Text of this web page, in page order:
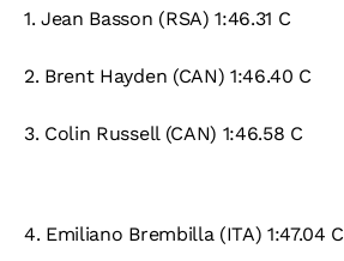
1. Jean Basson (RSA) 1:46.31 C
2. Brent Hayden (CAN) 1:46.40 C
3. Colin Russell (CAN) 1:46.58 C
4. Emiliano Brembilla (ITA) 1:47.04 C